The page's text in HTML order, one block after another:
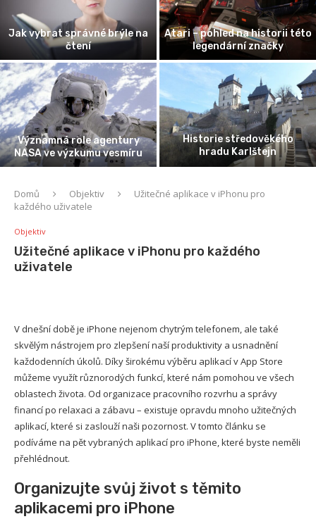
Jak vybrat správné brýle na
čtení
Atari – pohled na historii této
legendární značky
Významná role agentury
NASA ve výzkumu vesmíru
Historie středověkého
hradu Karlštejn
Domů Objektiv
Užitečné aplikace v iPhonu pro
každého uživatele
Objektiv
Užitečné aplikace v iPhonu pro každého
uživatele
V dnešní době je iPhone nejenom chytrým telefonem, ale také
skvělým nástrojem pro zlepšení naší produktivity a usnadnění
každodenních úkolů. Díky širokému výběru aplikací v App Store
můžeme využít různorodých funkcí, které nám pomohou ve všech
oblastech života. Od organizace pracovního rozvrhu a správy
financí po relaxaci a zábavu – existuje opravdu mnoho užitečných
aplikací, které si zaslouží naši pozornost. V tomto článku se
podíváme na pět vybraných aplikací pro iPhone, které byste neměli
přehlédnout.
Organizujte svůj život s těmito
aplikacemi pro iPhone